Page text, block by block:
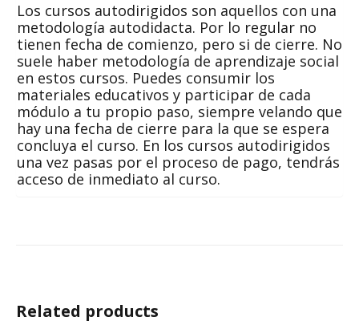
Los cursos autodirigidos son aquellos con una
metodología autodidacta. Por lo regular no
tienen fecha de comienzo, pero si de cierre. No
suele haber metodología de aprendizaje social
en estos cursos. Puedes consumir los
materiales educativos y participar de cada
módulo a tu propio paso, siempre velando que
hay una fecha de cierre para la que se espera
concluya el curso. En los cursos autodirigidos
una vez pasas por el proceso de pago, tendrás
acceso de inmediato al curso.
Related products